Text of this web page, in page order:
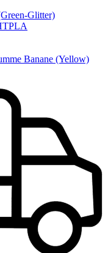
Glitter)
Banane (Yellow)